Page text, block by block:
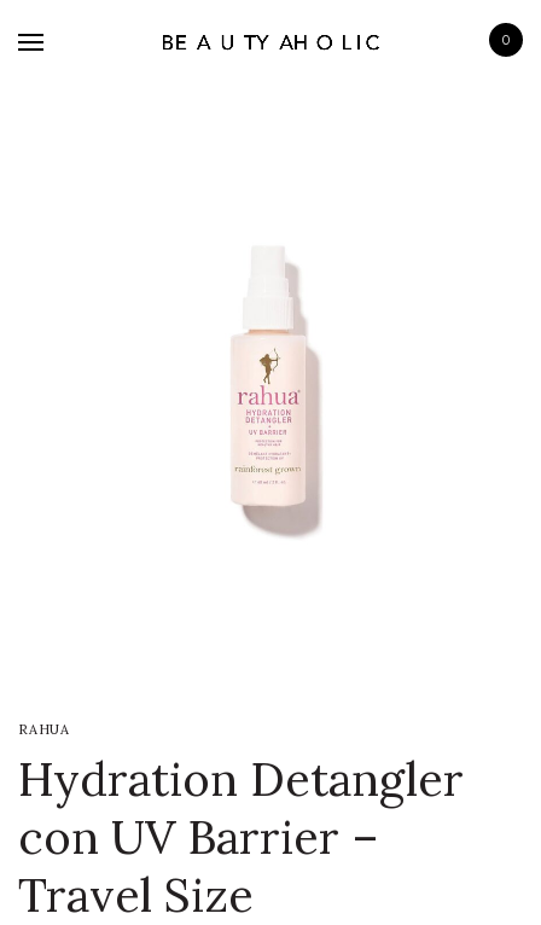
0
RAHUA
Hydration Detangler
con UV Barrier –
Travel Size